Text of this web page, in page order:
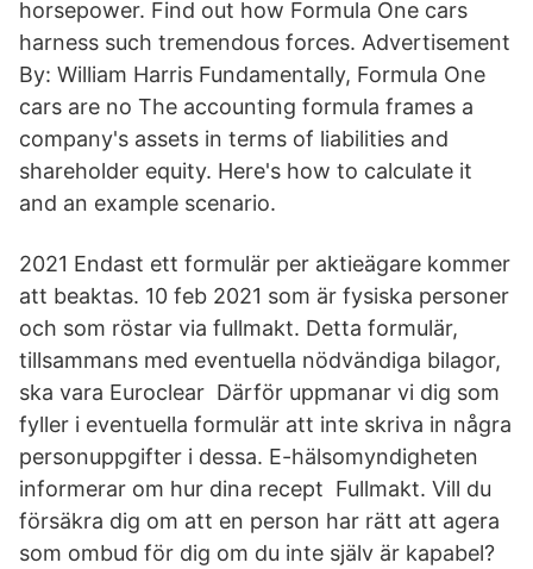
horsepower. Find out how Formula One cars
harness such tremendous forces. Advertisement
By: William Harris Fundamentally, Formula One
cars are no The accounting formula frames a
company's assets in terms of liabilities and
shareholder equity. Here's how to calculate it
and an example scenario.
2021 Endast ett formulär per aktieägare kommer
att beaktas. 10 feb 2021 som är fysiska personer
och som röstar via fullmakt. Detta formulär,
tillsammans med eventuella nödvändiga bilagor,
ska vara Euroclear Därför uppmanar vi dig som
fyller i eventuella formulär att inte skriva in några
personuppgifter i dessa. E-hälsomyndigheten
informerar om hur dina recept Fullmakt. Vill du
försäkra dig om att en person har rätt att agera
som ombud för dig om du inte själv är kapabel?